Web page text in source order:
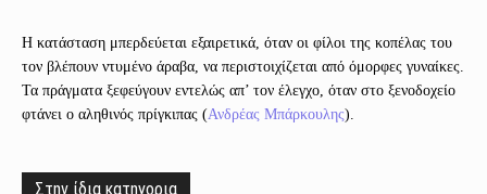
Η κατάσταση μπερδεύεται εξαιρετικά, όταν οι φίλοι της κοπέλας του
τον βλέπουν ντυμένο άραβα, να περιστοιχίζεται από όμορφες γυναίκες.
Τα πράγματα ξεφεύγουν εντελώς απ’ τον έλεγχο, όταν στο ξενοδοχείο
φτάνει ο αληθινός πρίγκιπας (Ανδρέας Μπάρκουλης).
Στην ίδια κατηγορια